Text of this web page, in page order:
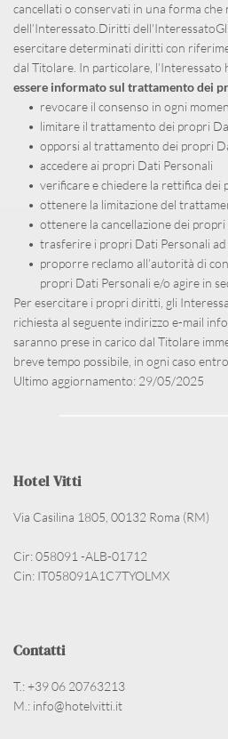
cancellati o conservati in una forma che
dell’Interessato.Diritti
esercitare determinati diritti con
dal Titolare. In particolare, l’Interessato
essere informato sul trattamento dei
revocare il consenso in ogni
limitare il trattamento dei propri
opporsi al trattamento dei propri
accedere ai propri Dati Personali
verificare e chiedere la rettifica dei
ottenere la limitazione del
ottenere la cancellazione dei
trasferire i propri Dati Personali
proporre reclamo all’autorità di
propri Dati Personali e/o agire in
Per esercitare i propri diritti, gli
richiesta al seguente indirizzo e-mail
saranno prese in carico dal Titolare
breve tempo possibile, in ogni caso
Ultimo aggiornamento: 29/05/2025
Hotel Vitti
Via Casilina 1805, 00132 Roma (RM)
Cir: 058091 -ALB-01712
Cin: IT058091A1C7TYOLMX
Contatti
T.: +39 06 20763213
M.: info@hotelvitti.it